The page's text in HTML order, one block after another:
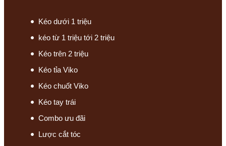
Kéo dưới 1 triệu
kéo từ 1 triệu tới 2 triệu
Kéo trên 2 triệu
Kéo tỉa Viko
Kéo chuốt Viko
Kéo tay trái
Combo ưu đãi
Lược cắt tóc